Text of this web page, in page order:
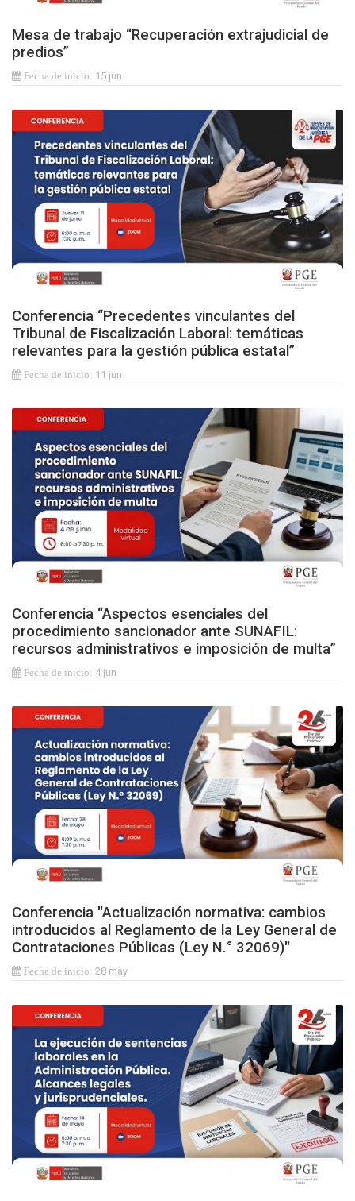
Mesa de trabajo “Recuperación extrajudicial de
predios”
15 jun
Conferencia “Precedentes vinculantes del
Tribunal de Fiscalización Laboral: temáticas
relevantes para la gestión pública estatal”
11 jun
Conferencia “Aspectos esenciales del
procedimiento sancionador ante SUNAFIL:
recursos administrativos e imposición de multa”
4 jun
Conferencia "Actualización normativa: cambios
introducidos al Reglamento de la Ley General de
Contrataciones Públicas (Ley N.° 32069)"
28 may